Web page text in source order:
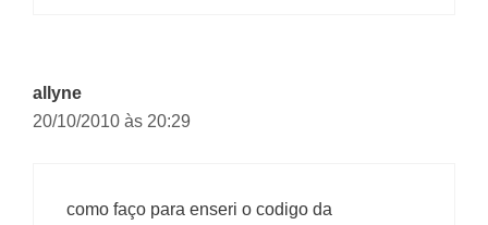
allyne
20/10/2010 às 20:29
como faço para enseri o codigo da